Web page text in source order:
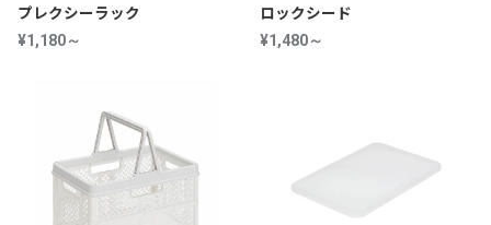
プレクシーラック
¥1,180～
ロックシード
¥1,480～